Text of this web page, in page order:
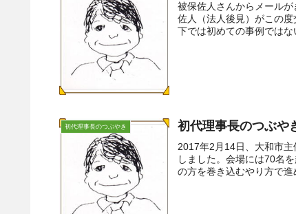
被保佐人さんからメール
佐人（法人後見）がこの
下では初めての事例では
初代理事長のつぶやき 初代理事長のつぶや
2017年2月14日、大和市
しました。会場には70名
の方を巻き込むやり方で